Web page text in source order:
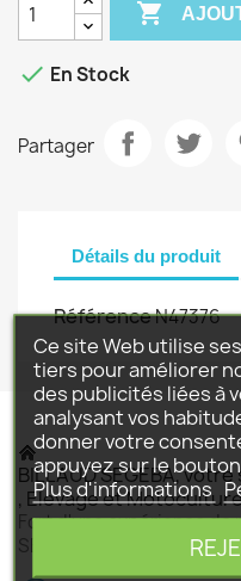

 En Stock
Partager
Détails du produit
RéférenceN47376
BILLAUD SEGEBA,
, Elevage et
Fort d'une expérience de
SEGEBA vous
Ce site Web utilise
tiers pour améliorer
des publicités liées à
analysant vos
donner votre
appuyez sur le
Plus d'informations